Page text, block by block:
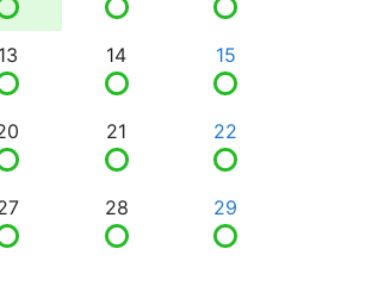
13 14 15
21 22
28 29